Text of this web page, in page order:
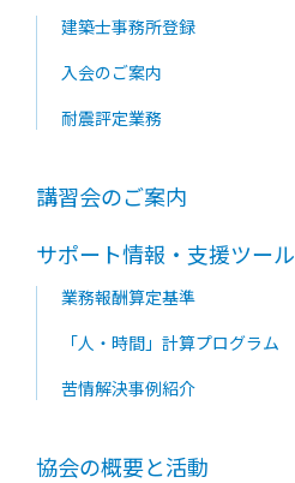
建築士事務所登録
入会のご案内
耐震評定業務
講習会のご案内
サポート情報・支援ツール
業務報酬算定基準
「人・時間」計算プログラム
苦情解決事例紹介
協会の概要と活動